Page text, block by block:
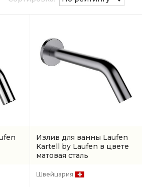
Излив для ванны Laufen
Kartell by Laufen в цвете
матовая сталь
Швейцария